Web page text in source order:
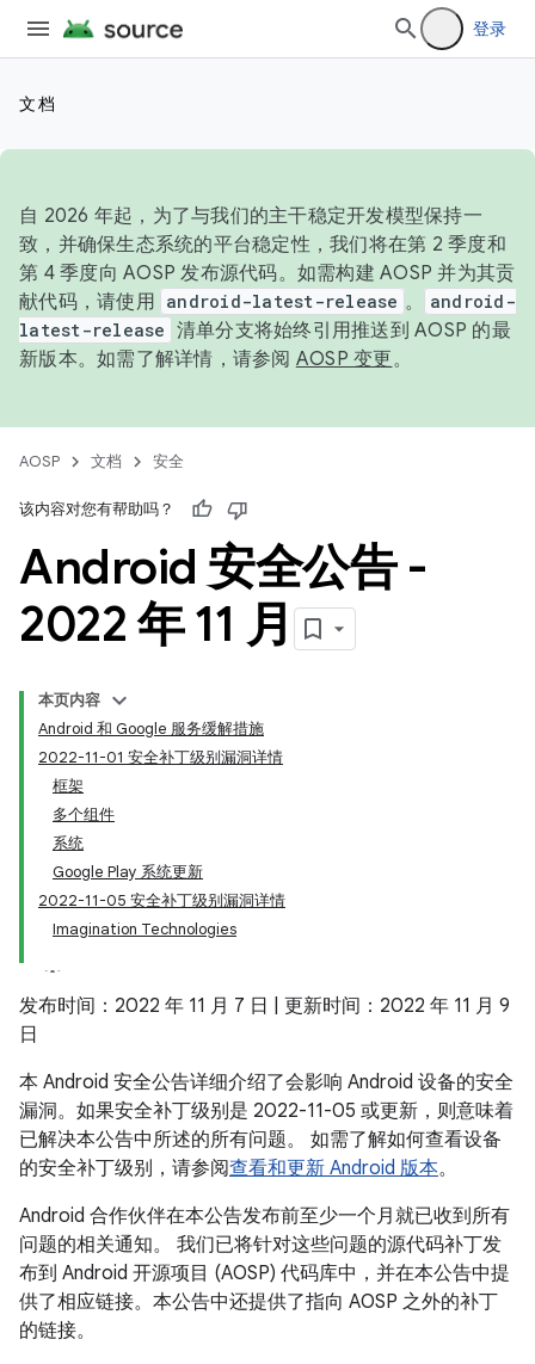
登录
文档
自 2026 年起，为了与我们的主干稳定开发模型保持一
致，并确保生态系统的平台稳定性，我们将在第 2 季度和
第 4 季度向 AOSP 发布源代码。如需构建 AOSP 并为其贡
献代码，请使用 android-latest-release 。
android-
latest-release 清单分支将始终引用推送到 AOSP 的最
新版本。如需了解详情，请参阅 AOSP 变更。
AOSP 文档 安全
该内容对您有帮助吗？
Android 安全公告 -
2022 年 11 月
本页内容
Android 和 Google 服务缓解措施
2022-11-01 安全补丁级别漏洞详情
框架
多个组件
系统
Google Play 系统更新
2022-11-05 安全补丁级别漏洞详情
Imagination Technologies
发布时间：2022 年 11 月 7 日 | 更新时间：2022 年 11 月 9
日
本 Android 安全公告详细介绍了会影响 Android 设备的安全
漏洞。如果安全补丁级别是 2022-11-05 或更新，则意味着
已解决本公告中所述的所有问题。 如需了解如何查看设备
的安全补丁级别，请参阅查看和更新 Android 版本。
Android 合作伙伴在本公告发布前至少一个月就已收到所有
问题的相关通知。 我们已将针对这些问题的源代码补丁发
布到 Android 开源项目 (AOSP) 代码库中，并在本公告中提
供了相应链接。本公告中还提供了指向 AOSP 之外的补丁
的链接。